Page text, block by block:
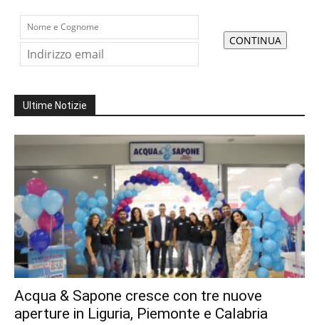
Ultime Notizie
Acqua & Sapone cresce con tre nuove
aperture in Liguria, Piemonte e Calabria